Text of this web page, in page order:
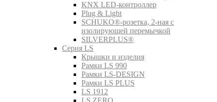
KNX LED-контроллер
Plug & Light
SCHUKO®-розетка, 2-ная с
изолирующей перемычкой
SILVERPLUS®
Серия LS
Крышки и изделия
Рамки LS 990
Рамки LS-DESIGN
Рамки LS PLUS
LS 1912
LS ZERO